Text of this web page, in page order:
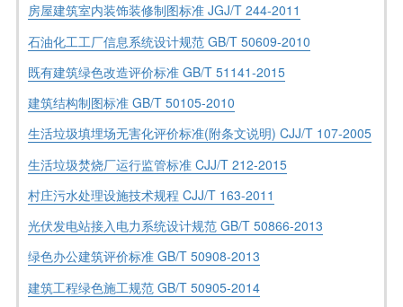
房屋建筑室内装饰装修制图标准 JGJ/T 244-2011
石油化工工厂信息系统设计规范 GB/T 50609-2010
既有建筑绿色改造评价标准 GB/T 51141-2015
建筑结构制图标准 GB/T 50105-2010
生活垃圾填埋场无害化评价标准(附条文说明) CJJ/T 107-2005
生活垃圾焚烧厂运行监管标准 CJJ/T 212-2015
村庄污水处理设施技术规程 CJJ/T 163-2011
光伏发电站接入电力系统设计规范 GB/T 50866-2013
绿色办公建筑评价标准 GB/T 50908-2013
建筑工程绿色施工规范 GB/T 50905-2014